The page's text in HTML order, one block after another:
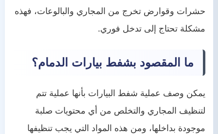
حشرات وقوارض تخرج من المجاري والبالوعات، فهذه
مشكلة تحتاج إلى تدخل فوري.
ما المقصود بشفط بيارات الدمام؟
يمكن وصف عملية شفط البيارات بأنها عملية تتم
لتنظيف المجاري والتخلص من أي محتويات صلبة
موجودة بداخلها، ومن هذه المواد التي يجب تنظيفها